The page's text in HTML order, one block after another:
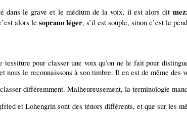
dans le grave et le médium de la voix, il est alors dit
alors le soprano léger, s’il est souple, sinon c’est le
pour classer une voix qu’on ne le fait pour
nous le reconnaissons à son timbre. Il en est de même des
différemment. Malheureusement, la terminologie
et Lohengrin sont des ténors différents, et que sur les